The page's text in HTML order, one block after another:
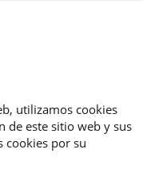
utilizamos cookies
de este sitio web y sus
cookies por su